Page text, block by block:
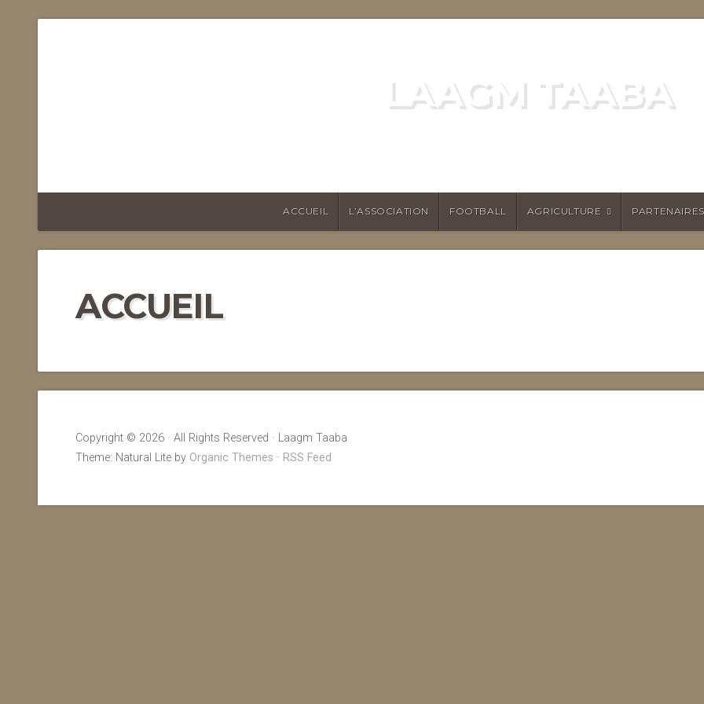
LAAGM TAABA
ACCUEIL L’ASSOCIATION FOOTBALL AGRICULTURE PARTENAIRES
ACCUEIL
Copyright © 2026 · All Rights Reserved · Laagm Taaba
Theme: Natural Lite by Organic Themes · RSS Feed